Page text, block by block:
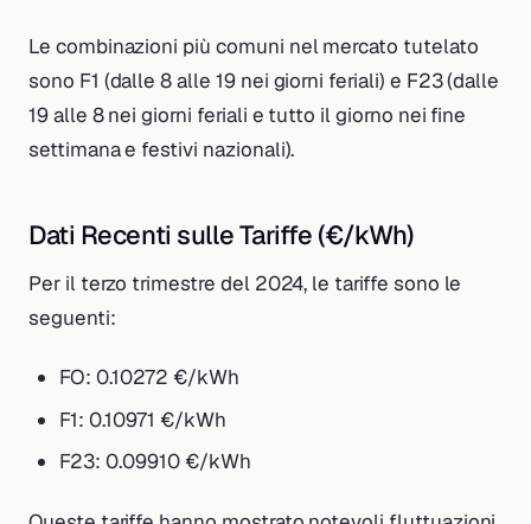
Le combinazioni più comuni nel mercato tutelato
sono F1 (dalle 8 alle 19 nei giorni feriali) e F23 (dalle
19 alle 8 nei giorni feriali e tutto il giorno nei fine
settimana e festivi nazionali).
Dati Recenti sulle Tariffe (€/kWh)
Per il terzo trimestre del 2024, le tariffe sono le
seguenti:
FO: 0.10272 €/kWh
F1: 0.10971 €/kWh
F23: 0.09910 €/kWh